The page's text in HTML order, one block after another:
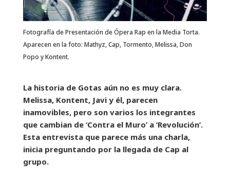
Fotografía de Presentación de Ópera Rap en la Media Torta.
Aparecen en la foto: Mathyz, Cap, Tormento, Melissa, Don
Popo y Kontent.
La historia de Gotas aún no es muy clara.
Melissa, Kontent, Javi y él, parecen
inamovibles, pero son varios los integrantes
que cambian de ‘Contra el Muro’ a ‘Revolución’.
Esta entrevista que parece más una charla,
inicia preguntando por la llegada de Cap al
grupo.